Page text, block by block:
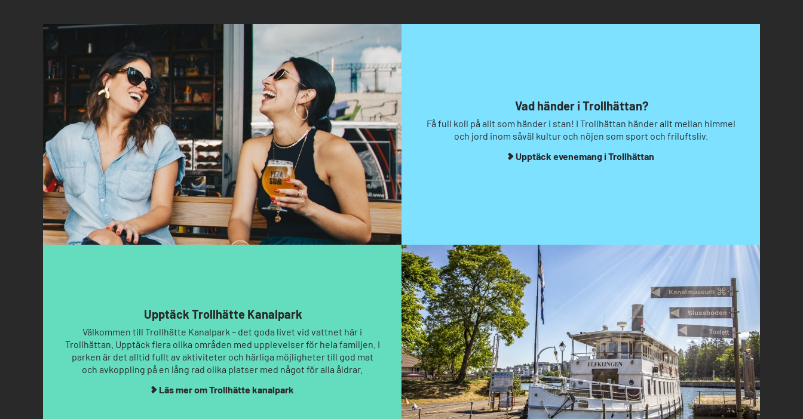
Vad händer i Trollhättan?
Få full koll på allt som händer i stan! I Trollhättan händer allt mellan himmel
och jord inom såväl kultur och nöjen som sport och friluftsliv.
Upptäck evenemang i Trollhättan
Upptäck Trollhätte Kanalpark
Välkommen till Trollhätte Kanalpark – det goda livet vid vattnet här i
Trollhättan. Upptäck flera olika områden med upplevelser för hela familjen. I
parken är det alltid fullt av aktiviteter och härliga möjligheter till god mat
och avkoppling på en lång rad olika platser med något för alla åldrar.
Läs mer om Trollhätte kanalpark